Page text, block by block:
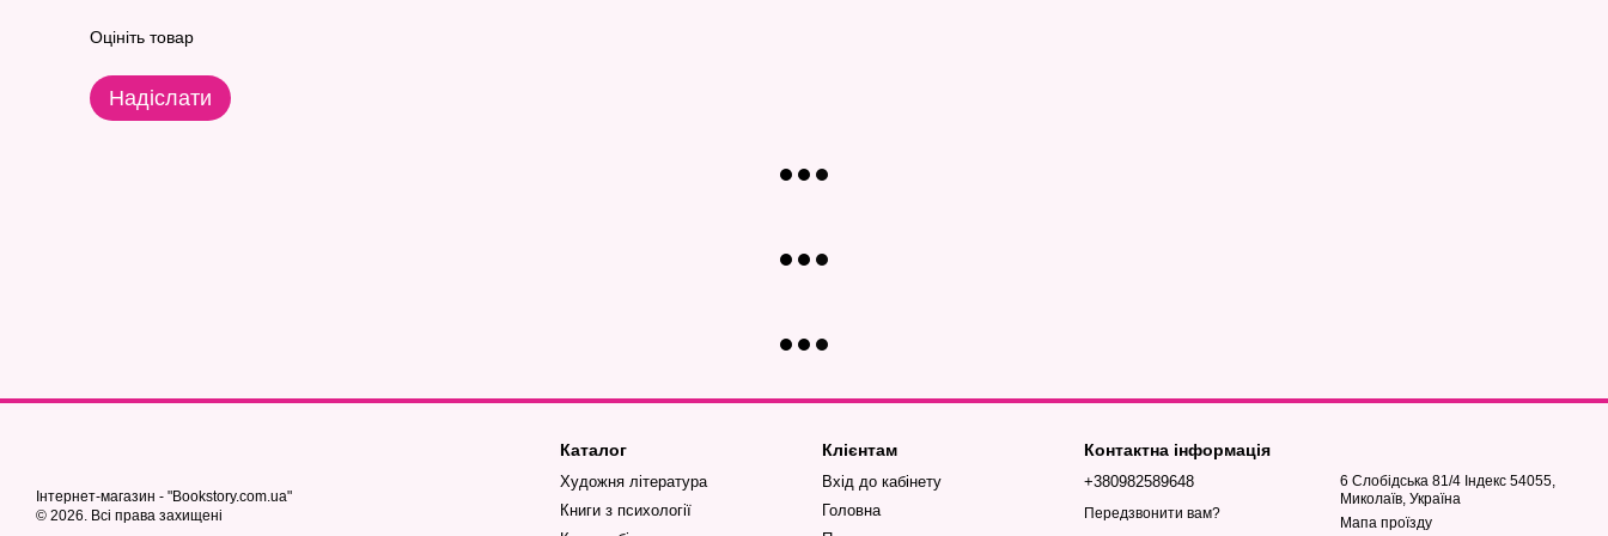
Оцініть товар
Надіслати
Інтернет-магазин - "Bookstory.com.ua"
© 2026. Всі права захищені
Каталог
Художня література
Книги з психології
Клієнтам
Вхід до кабінету
Головна
Контактна інформація
+380982589648
Передзвонити вам?
6 Слобідська 81/4 Індекс 54055,
Миколаїв, Україна
Мапа проїзду